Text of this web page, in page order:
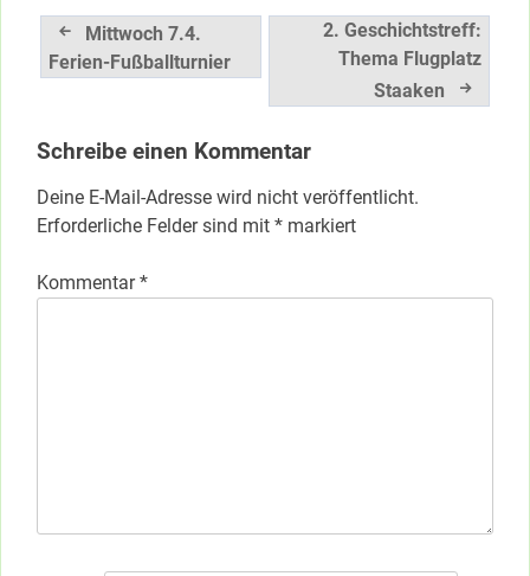
Beitragsnavigation
Mittwoch 7.4.
Ferien-Fußballturnier
2. Geschichtstreff:
Thema Flugplatz
Staaken
Schreibe einen Kommentar
Deine E-Mail-Adresse wird nicht veröffentlicht.
Erforderliche Felder sind mit * markiert
Kommentar*